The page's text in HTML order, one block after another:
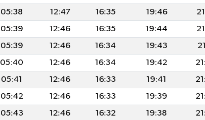
05:38 12:47 16:35 19:46
05:39 12:46 16:35 19:44
05:39 12:46 16:34 19:43
05:40 12:46 16:34 19:42
05:41 12:46 16:33 19:41
05:42 12:46 16:33 19:39
05:43 12:46 16:32 19:38